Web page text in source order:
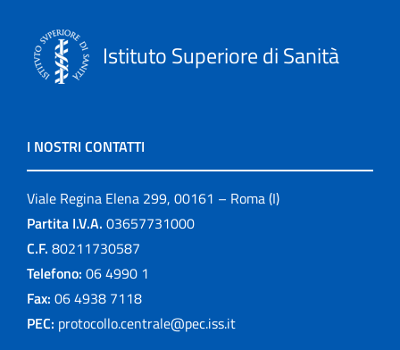
Istituto Superiore di Sanità
I NOSTRI CONTATTI
Viale Regina Elena 299, 00161 – Roma (I)
Partita I.V.A. 03657731000
C.F. 80211730587
Telefono: 06 4990 1
Fax: 06 4938 7118
PEC: protocollo.centrale@pec.iss.it